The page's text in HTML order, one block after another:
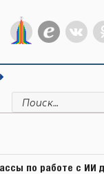
Искать:
по работе с ИИ